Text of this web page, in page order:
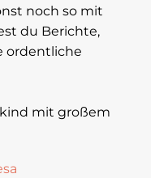
noch so mit
du Berichte,
ordentliche
mit großem